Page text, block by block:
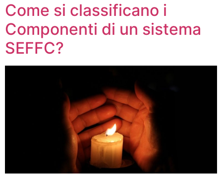
Come si classificano i
Componenti di un sistema
SEFFC?